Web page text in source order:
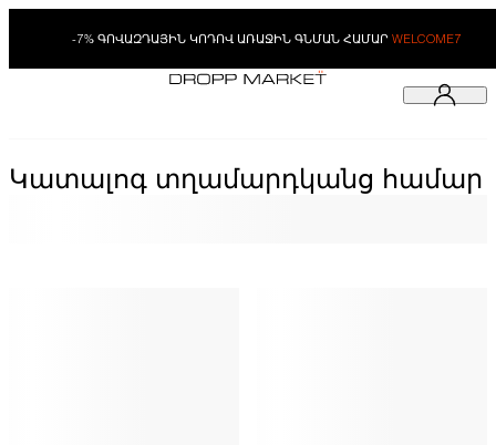
-7% ԳՈՎԱԶԴԱՅԻՆ ԿՈԴՈՎ ԱՌԱՋԻՆ ԳՆՄԱՆ ՀԱՄԱՐ WELCOME7
Կատալոգ տղամարդկանց համար